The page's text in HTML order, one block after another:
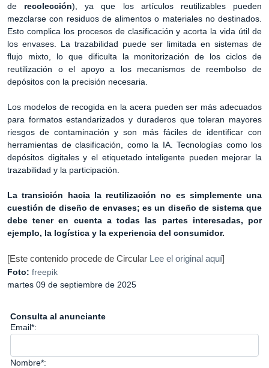
de recolección), ya que los artículos reutilizables pueden
mezclarse con residuos de alimentos o materiales no destinados.
Esto complica los procesos de clasificación y acorta la vida útil de
los envases. La trazabilidad puede ser limitada en sistemas de
flujo mixto, lo que dificulta la monitorización de los ciclos de
reutilización o el apoyo a los mecanismos de reembolso de
depósitos con la precisión necesaria.
Los modelos de recogida en la acera pueden ser más adecuados
para formatos estandarizados y duraderos que toleran mayores
riesgos de contaminación y son más fáciles de identificar con
herramientas de clasificación, como la IA. Tecnologías como los
depósitos digitales y el etiquetado inteligente pueden mejorar la
trazabilidad y la participación.
La transición hacia la reutilización no es simplemente una
cuestión de diseño de envases; es un diseño de sistema que
debe tener en cuenta a todas las partes interesadas, por
ejemplo, la logística y la experiencia del consumidor.
[Este contenido procede de Circular Lee el original aquí]
Foto: freepik
martes 09 de septiembre de 2025
Consulta al anunciante
Email*:
Nombre*: